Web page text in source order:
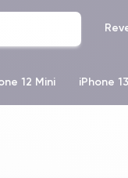
12 Mini iPhone